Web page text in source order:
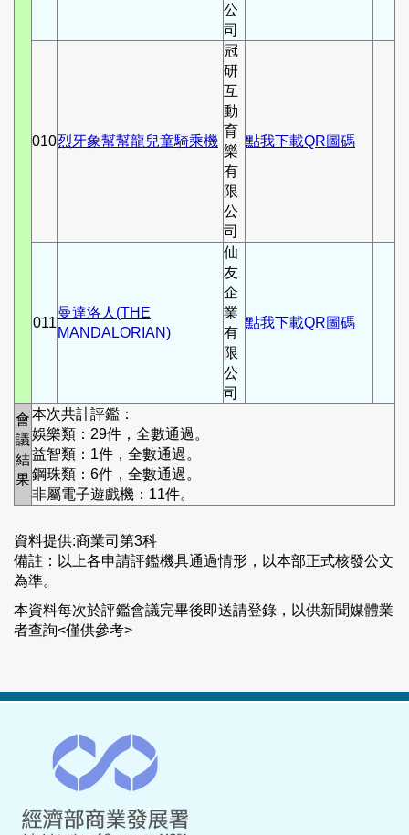
公
司
010烈牙象幫幫龍兒童騎乘機
冠
研
互
動
育
樂
有
限
公
司
點我下載QR圖碼
011
曼達洛人(THE
MANDALORIAN)
仙
友
企
業
有
限
公
司
點我下載QR圖碼
會
議
結
果
本次共計評鑑：
娛樂類：29件，全數通過。
益智類：1件，全數通過。
鋼珠類：6件，全數通過。
非屬電子遊戲機：11件。
資料提供:商業司第3科
備註：以上各申請評鑑機具通過情形，以本部正式核發公文
為準。
本資料每次於評鑑會議完畢後即送請登錄，以供新聞媒體業
者查詢<僅供參考>